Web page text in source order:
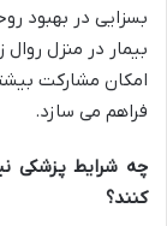
بسزایی در بهبود
بیمار در منزل
امکان مشارکت
فراهم می سازد.
چه شرایط پزشکی
کنند؟